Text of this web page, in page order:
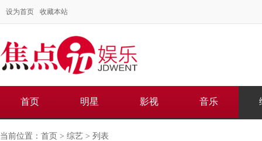
设为首页 收藏本站
首页 明星 影视 音乐
当前位置： 首页 > 综艺 > 列表